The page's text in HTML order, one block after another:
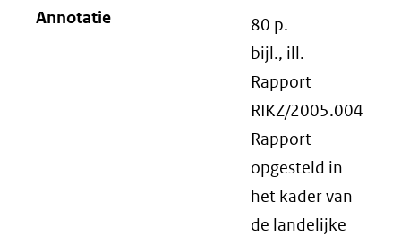
Annotatie
80 p.
bijl., ill.
Rapport
RIKZ/2005.004
Rapport
opgesteld in
het kader van
de landelijke